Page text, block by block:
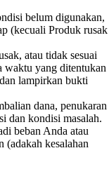
belum digunakan,
(kecuali Produk rusak
atau tidak sesuai
waktu yang ditentukan
lampirkan bukti
dana, penukaran
dan kondisi masalah.
beban Anda atau
(adakah kesalahan